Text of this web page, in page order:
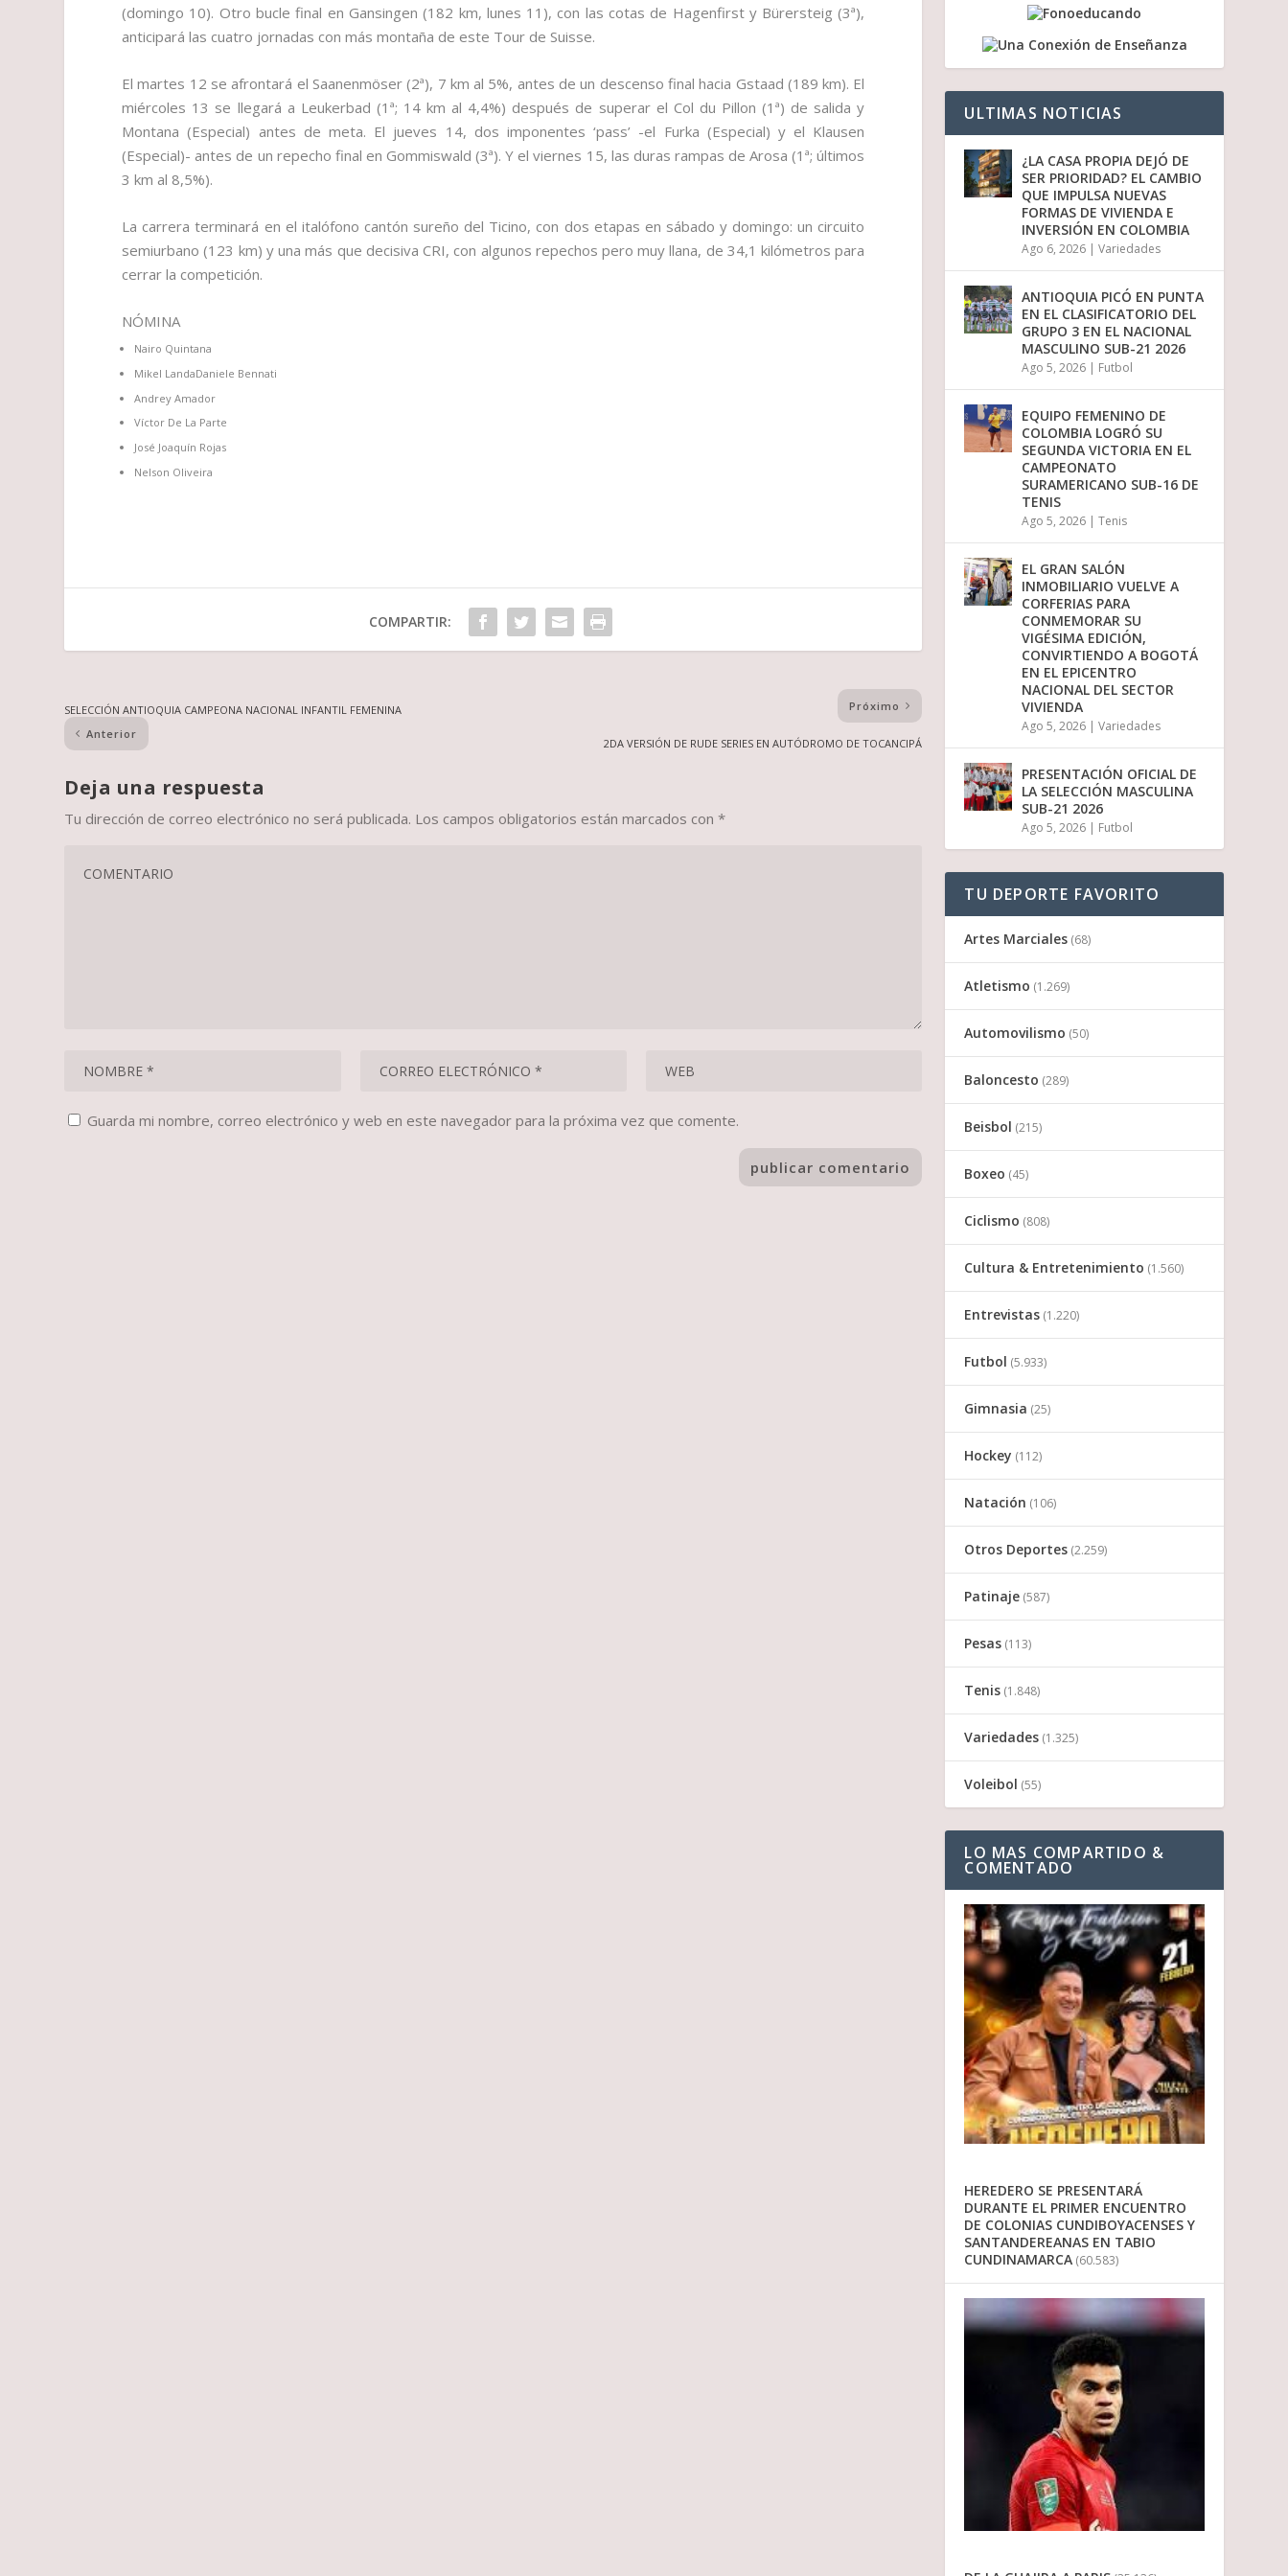
(domingo 10). Otro bucle final en Gansingen (182 km, lunes 11), con las cotas de Hagenfirst y Bürersteig (3ª),
anticipará las cuatro jornadas con más montaña de este Tour de Suisse.
El martes 12 se afrontará el Saanenmöser (2ª), 7 km al 5%, antes de un descenso final hacia Gstaad (189 km). El
miércoles 13 se llegará a Leukerbad (1ª; 14 km al 4,4%) después de superar el Col du Pillon (1ª) de salida y
Montana (Especial) antes de meta. El jueves 14, dos imponentes ‘pass’ -el Furka (Especial) y el Klausen
(Especial)- antes de un repecho final en Gommiswald (3ª). Y el viernes 15, las duras rampas de Arosa (1ª; últimos
3 km al 8,5%).
La carrera terminará en el italófono cantón sureño del Ticino, con dos etapas en sábado y domingo: un circuito
semiurbano (123 km) y una más que decisiva CRI, con algunos repechos pero muy llana, de 34,1 kilómetros para
cerrar la competición.
NÓMINA
Nairo Quintana
Mikel LandaDaniele Bennati
Andrey Amador
Víctor De La Parte
José Joaquín Rojas
Nelson Oliveira
COMPARTIR:
SELECCIÓN ANTIOQUIA CAMPEONA NACIONAL INFANTIL FEMENINA
Anterior
Próximo
2DA VERSIÓN DE RUDE SERIES EN AUTÓDROMO DE TOCANCIPÁ
Deja una respuesta
Tu dirección de correo electrónico no será publicada. Los campos obligatorios están marcados con*
Guarda mi nombre, correo electrónico y web en este navegador para la próxima vez que comente.
a
p
a
u
m
e
n
t
a
o
d
i
s
i
u
i
r
l
l
m
e
ULTIMAS NOTICIAS
¿LA CASA PROPIA DEJÓ DE
SER PRIORIDAD? EL CAMBIO
QUE IMPULSA NUEVAS
FORMAS DE VIVIENDA E
INVERSIÓN EN COLOMBIA
Ago 6, 2026 |Variedades
ANTIOQUIA PICÓ EN PUNTA
EN EL CLASIFICATORIO DEL
GRUPO 3 EN EL NACIONAL
MASCULINO SUB-21 2026
Ago 5, 2026 | Futbol
EQUIPO FEMENINO DE
COLOMBIA LOGRÓ SU
SEGUNDA VICTORIA EN EL
CAMPEONATO
SURAMERICANO SUB-16 DE
TENIS
Ago 5, 2026 |Tenis
EL GRAN SALÓN
INMOBILIARIO VUELVE A
CORFERIAS PARA
CONMEMORAR SU
VIGÉSIMA EDICIÓN,
CONVIRTIENDO A BOGOTÁ
EN EL EPICENTRO
NACIONAL DEL SECTOR
VIVIENDA
Ago 5, 2026 |Variedades
PRESENTACIÓN OFICIAL DE
LA SELECCIÓN MASCULINA
SUB-21 2026
Ago 5, 2026 | Futbol
TU DEPORTE FAVORITO
Artes Marciales (68)
Atletismo (1.269)
Automovilismo (50)
Baloncesto (289)
Beisbol (215)
Boxeo (45)
Ciclismo (808)
Cultura & Entretenimiento (1.560)
Entrevistas (1.220)
Futbol (5.933)
Gimnasia (25)
Hockey (112)
Natación (106)
Otros Deportes (2.259)
Patinaje (587)
Pesas (113)
Tenis (1.848)
Variedades (1.325)
Voleibol (55)
LO MAS COMPARTIDO &
COMENTADO
HEREDERO SE PRESENTARÁ
DURANTE EL PRIMER ENCUENTRO
DE COLONIAS CUNDIBOYACENSES Y
SANTANDEREANAS EN TABIO
CUNDINAMARCA (60.583)